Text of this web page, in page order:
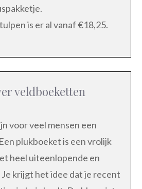
is er al vanaf €18,25.
veldboeketten
voor veel mensen een
plukboeket is een vrolijk
heel uiteenlopende en
krijgt het idee dat je recent